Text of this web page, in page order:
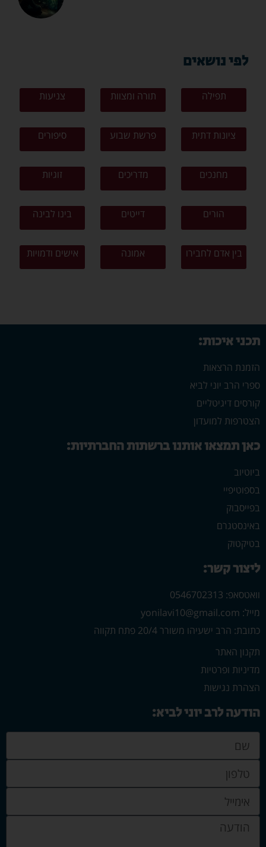
לפי נושאים
תפילה תורה ומצוות צניעות
ציונות דתית פרשת שבוע סיפורים
מחנכים מדריכים זוגיות
הורים דייטים בינו לבינה
בין אדם לחבירו אמונה אישים ודמויות
תכני איכות:
הזמנת הרצאות
ספרי הרב יוני לביא
קורסים דיגיטליים
הצטרפות למועדון
כאן תמצאו אותנו ברשתות החברתיות:
ביוטיוב
בספוטיפיי
בפייסבוק
באינסטגרם
בטיקטוק
ליצור קשר:
וואטסאפ: 0546702313
מייל: yonilavi10@gmail.com
כתובת: הרב ישעיהו משורר 20/4 פתח תקווה
תקנון האתר
מדיניות ופרטיות
הצהרת נגישות
הודעה לרב יוני לביא: